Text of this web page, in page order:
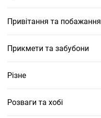
Привітання та побажання
Прикмети та забубони
Різне
Розваги та хобі